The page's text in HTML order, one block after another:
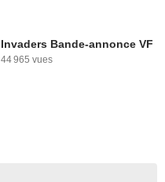
Invaders Bande-annonce VF
44 965 vues